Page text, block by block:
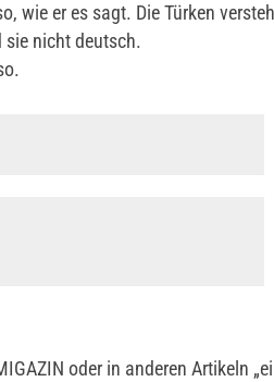
wie er es sagt. Die Türken
nicht deutsch.
oder in anderen Artikeln